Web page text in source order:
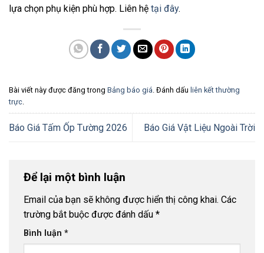
lựa chọn phụ kiện phù hợp. Liên hệ tại đây.
Bài viết này được đăng trong Bảng báo giá. Đánh dấu liên kết thường
trực.
Báo Giá Tấm Ốp Tường 2026 Báo Giá Vật Liệu Ngoài Trời
Để lại một bình luận
Email của bạn sẽ không được hiển thị công khai. Các
trường bắt buộc được đánh dấu *
Bình luận *